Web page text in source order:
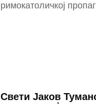
римокатоличкој
Свети Јаков